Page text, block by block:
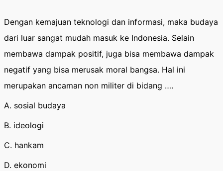
Dengan kemajuan teknologi dan informasi, maka budaya
dari luar sangat mudah masuk ke Indonesia. Selain
membawa dampak positif, juga bisa membawa dampak
negatif yang bisa merusak moral bangsa. Hal ini
merupakan ancaman non militer di bidang ….
A. sosial budaya
B. ideologi
C. hankam
D. ekonomi